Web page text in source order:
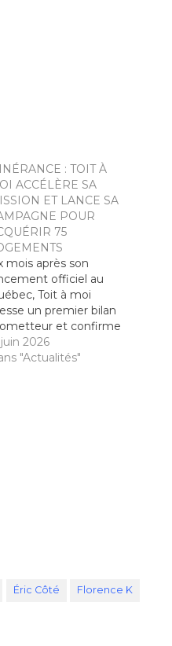
: TOIT À
ACCÉLÈRE SA
ET LANCE SA
POUR
75
mois après son
officiel au
Toit à moi
un premier bilan
et confirme
de ses
pour lutter
juin 2026
"Actualités"
Éric Côté Florence K